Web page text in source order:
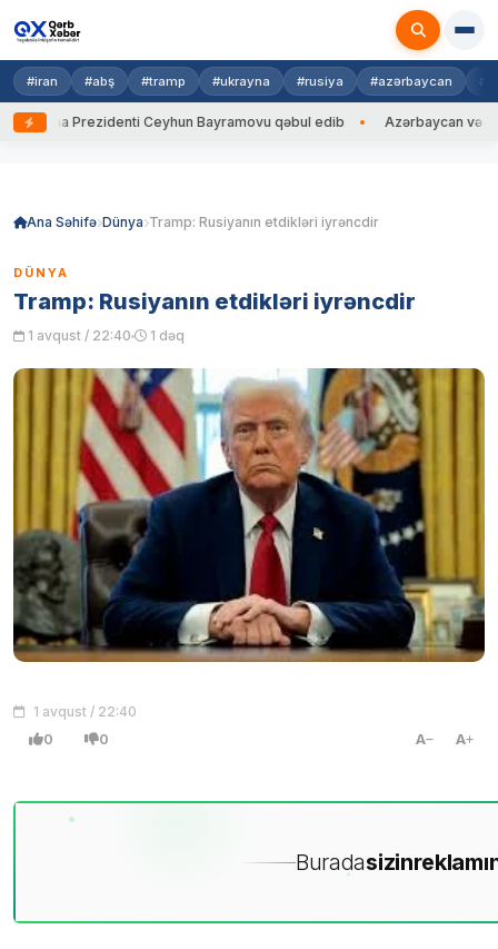
#iran #abş #tramp #ukrayna #rusiya #azərbaycan
Prezidenti Ceyhun Bayramovu qəbul edib Azərbaycan və
Ana Səhifə Dünya Tramp: Rusiyanın etdikləri iyrəncdir
DÜNYA
Tramp: Rusiyanın etdikləri iyrəncdir
1 avqust / 22:40 1 dəq
1 avqust / 22:40
0 0 A A
Buradasizin